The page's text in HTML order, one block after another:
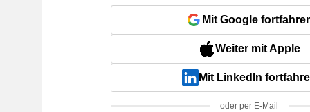
Mit Google
Weiter mit Apple
Mit LinkedIn
oder per E-Mail